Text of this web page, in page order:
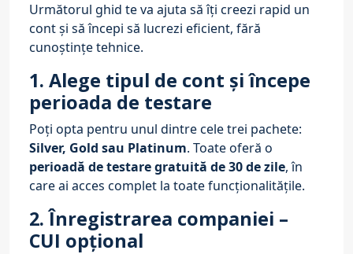
Următorul ghid te va ajuta să îți creezi rapid un
cont și să începi să lucrezi eficient, fără
cunoștințe tehnice.
1. Alege tipul de cont și începe
perioada de testare
Poți opta pentru unul dintre cele trei pachete:
Silver, Gold sau Platinum. Toate oferă o
perioadă de testare gratuită de 30 de zile, în
care ai acces complet la toate funcționalitățile.
2. Înregistrarea companiei –
CUI opțional